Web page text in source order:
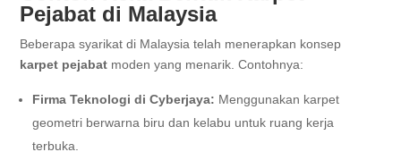
Pejabat di Malaysia
Beberapa syarikat di Malaysia telah menerapkan konsep
karpet pejabat moden yang menarik. Contohnya:
Firma Teknologi di Cyberjaya: Menggunakan karpet
geometri berwarna biru dan kelabu untuk ruang kerja
terbuka.